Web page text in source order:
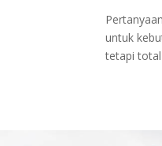
untuk
tetapi total